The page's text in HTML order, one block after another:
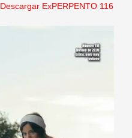
Descargar ExPERPENTO 116